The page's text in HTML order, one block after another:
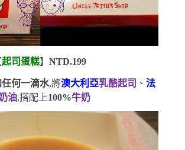
起司蛋糕】NTD.199
何一滴水,將澳大利亞乳酪起司 、 法
油,搭配上100%牛奶